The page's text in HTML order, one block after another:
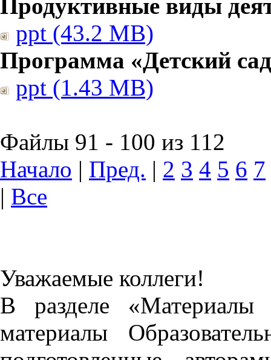
Продуктивные виды
ppt (43.2 MB)
Программа «Детский
ppt (1.43 MB)
Файлы 91 - 100 из 112
Начало | Пред. | 2 3 4 5 6 7
| Все
Уважаемые коллеги!
В разделе «Материалы
материалы